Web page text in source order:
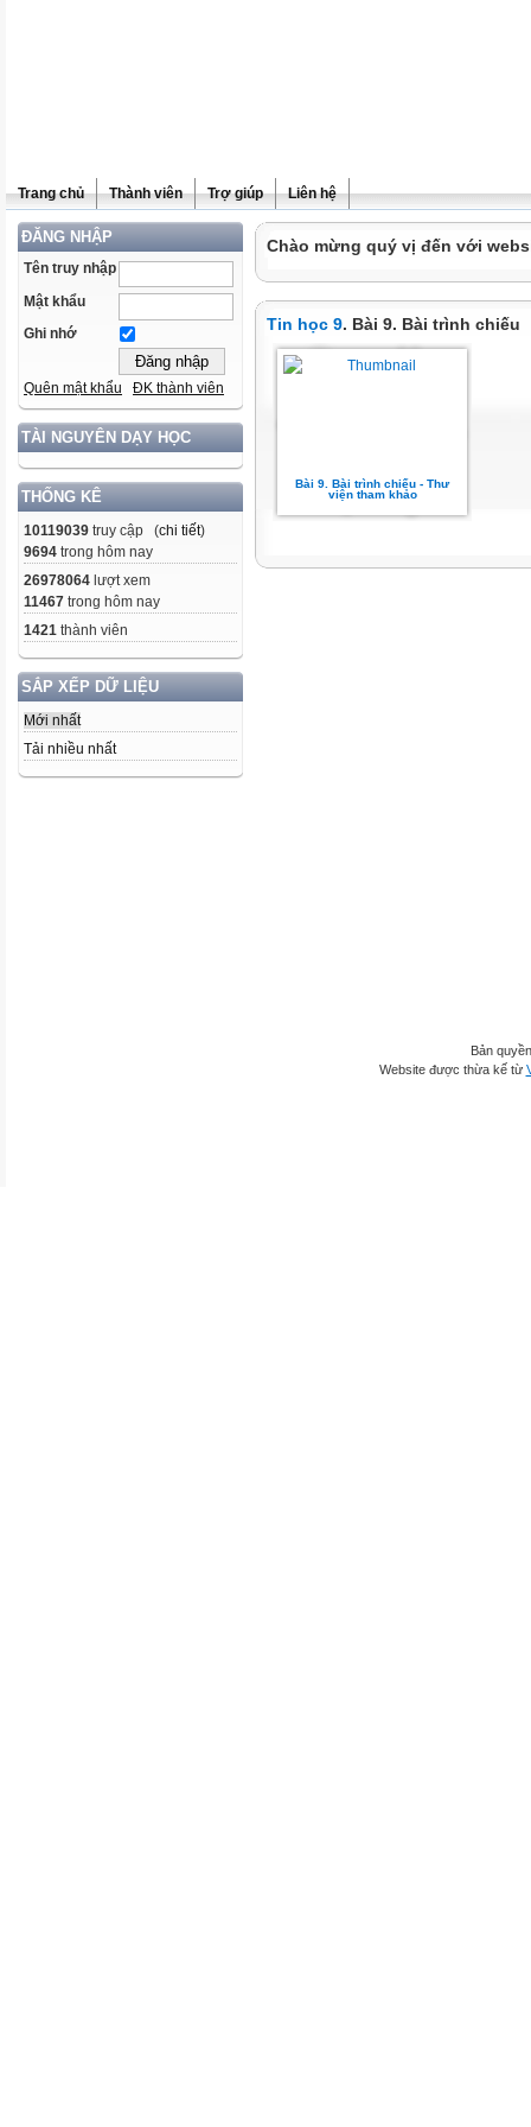
Trang chủ Thành viên Trợ giúp Liên hệ
ĐĂNG NHẬP
Tên truy nhập
Mật khẩu
Ghi nhớ
Quên mật khẩu ĐK thành viên
TÀI NGUYÊN DẠY HỌC
THỐNG KÊ
10119039 truy cập (chi tiết)
9694 trong hôm nay
26978064 lượt xem
11467 trong hôm nay
1421 thành viên
SẮP XẾP DỮ LIỆU
Mới nhất
Tải nhiều nhất
Chào mừng quý vị đến với
Tin học 9. Bài 9. Bài trình chiếu
Bài 9. Bài trình chiếu - Thư
viện tham khảo
Bản
Website được thừa kế từ